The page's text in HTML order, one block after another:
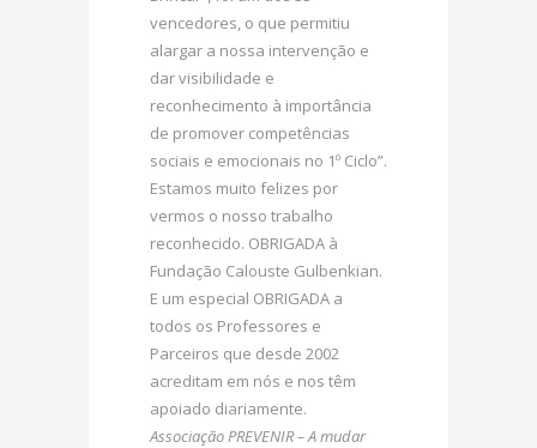
vencedores, o que permitiu
alargar a nossa intervenção e
dar visibilidade e
reconhecimento à importância
de promover competências
sociais e emocionais no 1º Ciclo”.
Estamos muito felizes por
vermos o nosso trabalho
reconhecido. OBRIGADA à
Fundação Calouste Gulbenkian.
E um especial OBRIGADA a
todos os Professores e
Parceiros que desde 2002
acreditam em nós e nos têm
apoiado diariamente.
Associação PREVENIR – A mudar